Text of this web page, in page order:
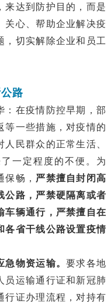
来达到防护目的，而是
关心、帮助企业解决疫
，切实解除企业和员工
路
：在疫情防控早期，部
等一些措施，对疫情的
民群众的正常生活、
一定程度的不便。为
畅， 严禁擅自封闭高
公路，严禁硬隔离或者
车辆通行，严禁擅自在
各省干线公路设置疫情
急物资运输。要求各地
员运输通行证和新冠肺
行证办理流程，对持有